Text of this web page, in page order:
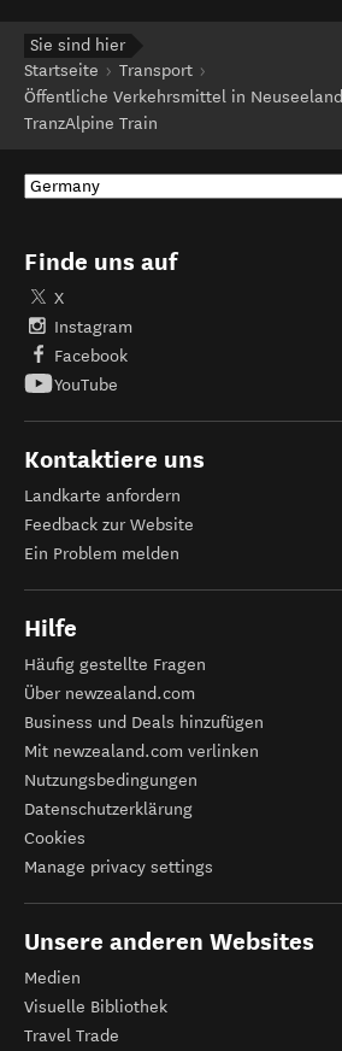
Sie sind hier
Startseite
Transport
Öffentliche Verkehrsmittel in Neuseeland
TranzAlpine Train
Finde uns auf
X
Instagram
Facebook
YouTube
Kontaktiere uns
Landkarte anfordern
Feedback zur Website
Ein Problem melden
Hilfe
Häufig gestellte Fragen
Über newzealand.com
Business und Deals hinzufügen
Mit newzealand.com verlinken
Nutzungsbedingungen
Datenschutzerklärung
Cookies
Manage privacy settings
Unsere anderen Websites
Medien
Visuelle Bibliothek
Travel Trade